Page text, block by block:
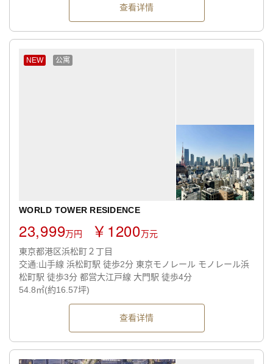
查看详情
NEW 公寓
WORLD TOWER RESIDENCE
23,999万円 ￥1200万元
東京都港区浜松町２丁目
交通:山手線 浜松町駅 徒歩2分 東京モノレール モノレール浜
松町駅 徒歩3分 都営大江戸線 大門駅 徒歩4分
54.8㎡(約16.57坪)
查看详情